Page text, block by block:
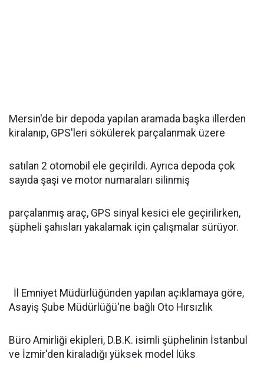
Mersin'de bir depoda yapılan aramada başka illerden
kiralanıp, GPS'leri sökülerek parçalanmak üzere
satılan 2 otomobil ele geçirildi. Ayrıca depoda çok
sayıda şaşi ve motor numaraları silinmiş
parçalanmış araç, GPS sinyal kesici ele geçirilirken,
şüpheli şahısları yakalamak için çalışmalar sürüyor.
İl Emniyet Müdürlüğünden yapılan açıklamaya göre,
Asayiş Şube Müdürlüğü'ne bağlı Oto Hırsızlık
Büro Amirliği ekipleri, D.B.K. isimli şüphelinin İstanbul
ve İzmir'den kiraladığı yüksek model lüks